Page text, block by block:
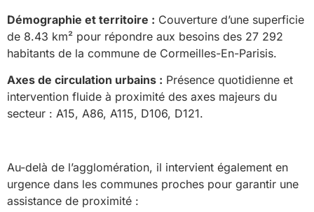
Démographie et territoire : Couverture d’une superficie
de 8.43 km² pour répondre aux besoins des 27 292
habitants de la commune de Cormeilles-En-Parisis.
Axes de circulation urbains : Présence quotidienne et
intervention fluide à proximité des axes majeurs du
secteur : A15, A86, A115, D106, D121.
Au-delà de l’agglomération, il intervient également en
urgence dans les communes proches pour garantir une
assistance de proximité :